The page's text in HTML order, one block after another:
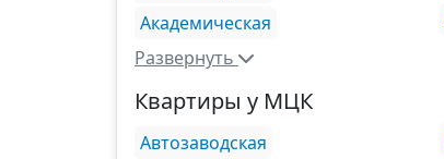
Академическая
Развернуть
Квартиры у МЦК
Автозаводская